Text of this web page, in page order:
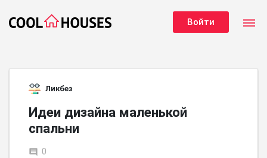
Войти dehaze
Ликбез
Идеи дизайна маленькой
спальни
comment 0